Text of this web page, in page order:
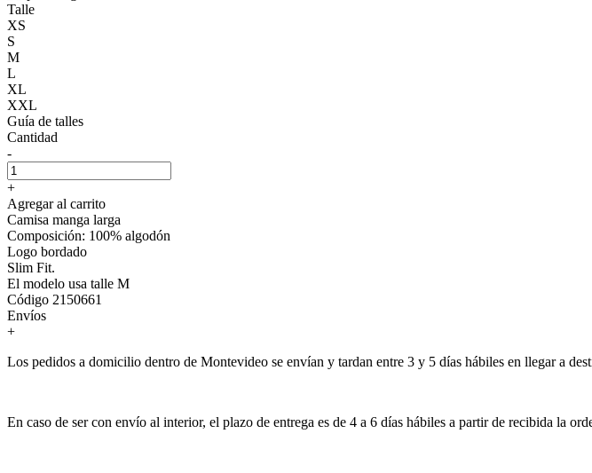
Talle
XS
S
M
L
XL
XXL
Guía de talles
Cantidad
-
+
Agregar al carrito
Camisa manga larga
Composición: 100% algodón
Logo bordado
Slim Fit.
El modelo usa talle M
Código 2150661
Envíos
+
Los pedidos a domicilio dentro de Montevideo se envían y tardan entre 3 y 5 días hábiles en llegar a
En caso de ser con envío al interior, el plazo de entrega es de 4 a 6 días hábiles a partir de recibida la